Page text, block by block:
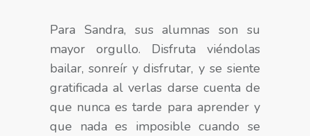
Para Sandra, sus alumnas son su
mayor orgullo. Disfruta viéndolas
bailar, sonreír y disfrutar, y se siente
gratificada al verlas darse cuenta de
que nunca es tarde para aprender y
que nada es imposible cuando se